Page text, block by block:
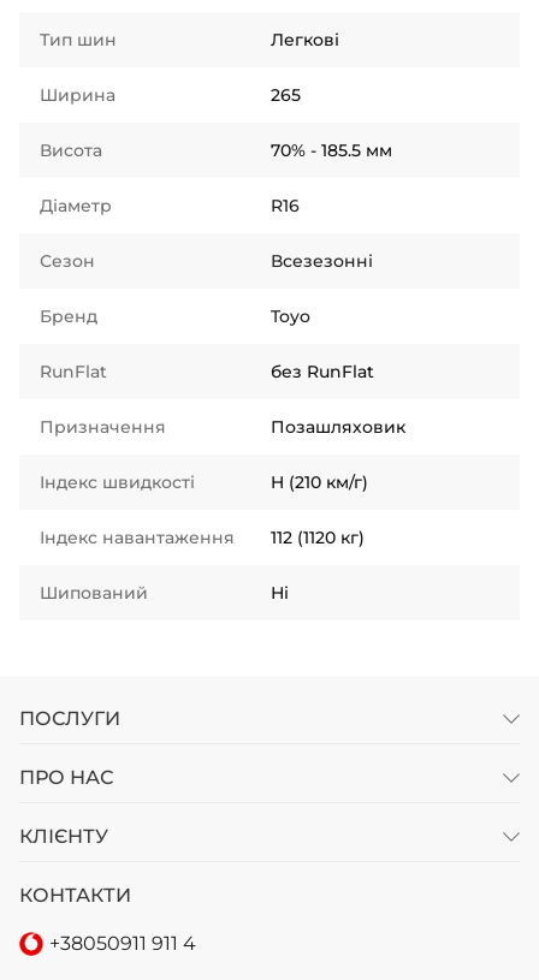
Тип шин Легкові
Ширина 265
Висота 70% - 185.5 мм
Діаметр R16
Сезон Всезезонні
Бренд Toyo
RunFlat без RunFlat
Призначення Позашляховик
Індекс швидкості H (210 км/г)
Індекс навантаження 112 (1120 кг)
Шипований Ні
ПОСЛУГИ
ПРО НАС
КЛІЄНТУ
КОНТАКТИ
+38050911 911 4